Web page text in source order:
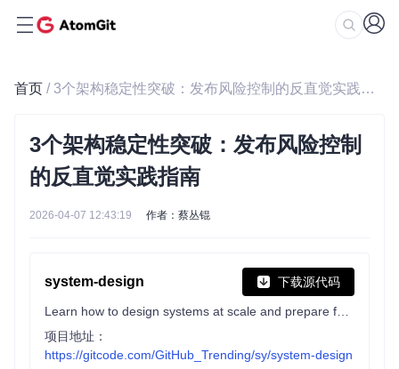
首页 / 3个架构稳定性突破：发布风险控制的反直觉实践指南
3个架构稳定性突破：发布风险控制
的反直觉实践指南
2026-04-07 12:43:19 作者：蔡丛锟
system-design 下载源代码
项目地址：
https://gitcode.com/GitHub_Trending/sy/system-design